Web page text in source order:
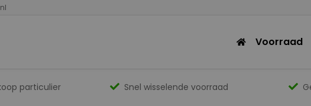
Voorraad
particulier Snel wisselende voorraad